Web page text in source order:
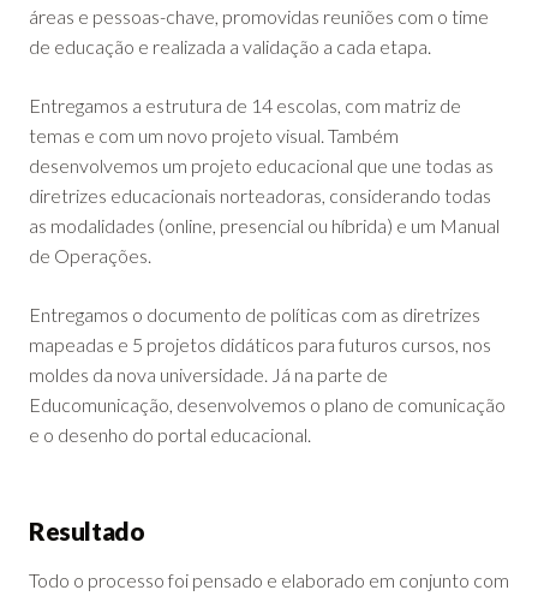
áreas e pessoas-chave, promovidas reuniões com o time
de educação e realizada a validação a cada etapa.
Entregamos a estrutura de 14 escolas, com matriz de
temas e com um novo projeto visual. Também
desenvolvemos um projeto educacional que une todas as
diretrizes educacionais norteadoras, considerando todas
as modalidades (online, presencial ou híbrida) e um Manual
de Operações.
Entregamos o documento de políticas com as diretrizes
mapeadas e 5 projetos didáticos para futuros cursos, nos
moldes da nova universidade. Já na parte de
Educomunicação, desenvolvemos o plano de comunicação
e o desenho do portal educacional.
Resultado
Todo o processo foi pensado e elaborado em conjunto com